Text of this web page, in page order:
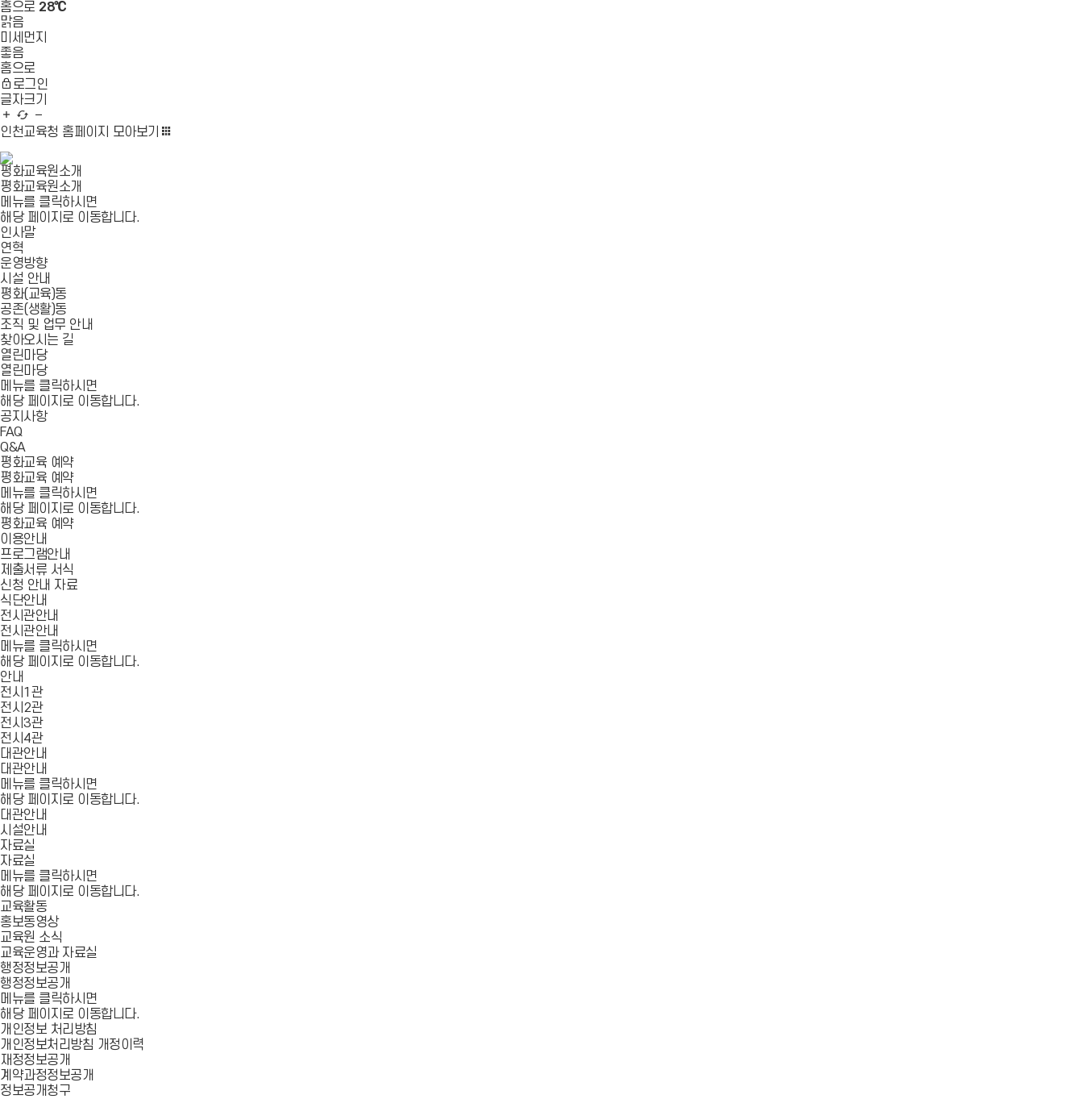
홈으로 28℃
맑음
미세먼지
좋음
홈으로
로그인
글자크기
글
자
대
새
로 자
인천교육청 홈페이지 모아보기
평화교육원소개
평화교육원소개
메뉴를 클릭하시면
해당 페이지로 이동합니다.
인사말
연혁
운영방향
시설 안내
평화(교육)동
공존(생활)동
조직 및 업무 안내
찾아오시는 길
열린마당
열린마당
메뉴를 클릭하시면
해당 페이지로 이동합니다.
공지사항
FAQ
Q&A
평화교육 예약
평화교육 예약
메뉴를 클릭하시면
해당 페이지로 이동합니다.
평화교육 예약
이용안내
프로그램안내
제출서류 서식
신청 안내 자료
식단안내
전시관안내
전시관안내
메뉴를 클릭하시면
해당 페이지로 이동합니다.
안내
전시1관
전시2관
전시3관
전시4관
대관안내
대관안내
메뉴를 클릭하시면
해당 페이지로 이동합니다.
대관안내
시설안내
자료실
자료실
메뉴를 클릭하시면
해당 페이지로 이동합니다.
교육활동
홍보동영상
교육원 소식
교육운영과 자료실
행정정보공개
행정정보공개
메뉴를 클릭하시면
해당 페이지로 이동합니다.
개인정보 처리방침
개인정보처리방침 개정이력
재정정보공개
계약과정정보공개
정보공개청구